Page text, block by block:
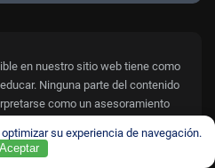
en nuestro sitio web tiene como
Ninguna parte del contenido
como un asesoramiento
autores. El fundador de
ninguna responsabilidad por las
su experiencia de navegación.
Aceptar